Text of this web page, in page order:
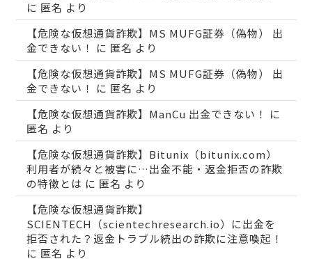
に 匿名 より
【危険な仮想通貨詐欺】MS MUFG証券（偽物） 出
金できない！
に 匿名 より
【危険な仮想通貨詐欺】MS MUFG証券（偽物） 出
金できない！
に 匿名 より
【危険な仮想通貨詐欺】ManCu 出金できない！
に
匿名 より
【危険な仮想通貨詐欺】Bitunix（bitunix.com）
利用者が続々と被害に…出金不能・返金拒否の詐欺
の特徴とは に 匿名 より
【危険な仮想通貨詐欺】
SCIENTECH（scientechresearch.io）に出金を
拒否された？返金トラブル続出の詐欺に注意喚起！
に 匿名 より